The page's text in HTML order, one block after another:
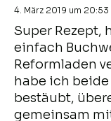
4. März 2019 um 20:53
Super Rezept,
einfach
Reformladen
habe ich
bestäubt,
gemeinsam